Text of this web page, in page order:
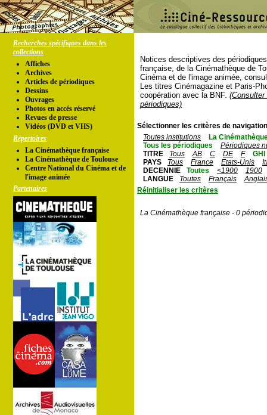
Recherches spécifiques dans les
collections
Affiches
Archives
Articles de périodiques
Dessins
Ouvrages
Photos en accés réservé
Revues de presse
Vidéos (DVD et VHS)
Répertoires
La Cinémathèque française
La Cinémathèque de Toulouse
Centre National du Cinéma et de
l'image animée
Partenaires
Notices descriptives des
française, de la Cinémathèque de
Cinéma et de l'image animée,
Les titres Cinémagazine et Paris-
coopération avec la BNF.
périodiques)
Sélectionner les critères de
Toutes institutions
La
Tous les périodiques
Périodiques
TITRE
Tous AB C DE F
GHI
PAYS
Tous France Etats-Unis
DECENNIE
Toutes <1900
1900
LANGUE
Toutes Français
Réinitialiser les critères
La Cinémathèque française - 0